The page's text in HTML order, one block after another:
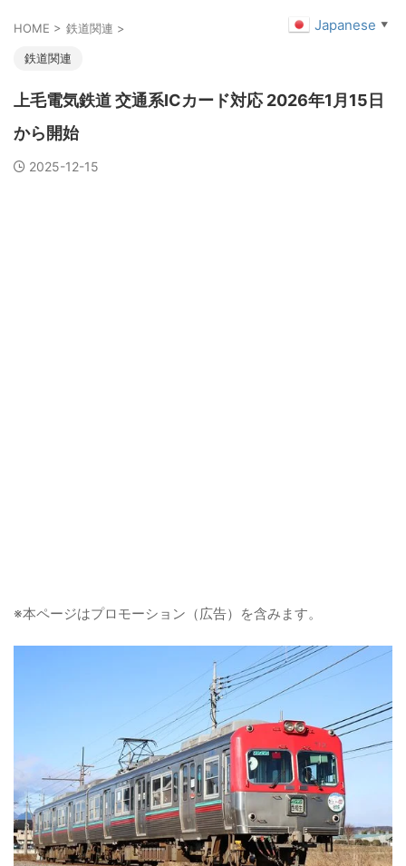
HOME > 鉄道関連 >
鉄道関連
上毛電気鉄道 交通系ICカード対応 2026年1月15日
から開始
2025-12-15
※本ページはプロモーション（広告）を含みます。
Japanese ▼